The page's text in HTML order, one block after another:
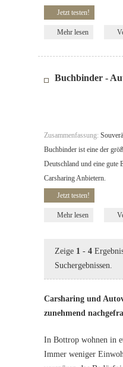
Jetzt testen!
Mehr lesen
Buchbinder -
Zusammenfassung:
Buchbinder ist eine der
Deutschland und eine gute
Carsharing Anbietern.
Jetzt testen!
Mehr lesen
Zeige 1 - 4
Suchergebnissen.
Carsharing und
zunehmend
In Bottrop wohnen in
Immer weniger